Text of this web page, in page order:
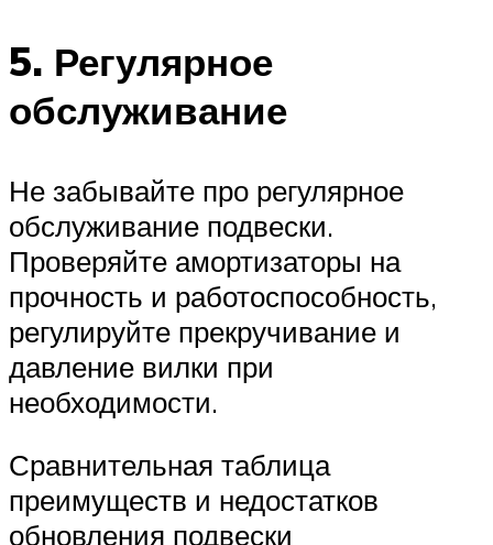
5. Регулярное
обслуживание
Не забывайте про регулярное
обслуживание подвески.
Проверяйте амортизаторы на
прочность и работоспособность,
регулируйте прекручивание и
давление вилки при
необходимости.
Сравнительная таблица
преимуществ и недостатков
обновления подвески